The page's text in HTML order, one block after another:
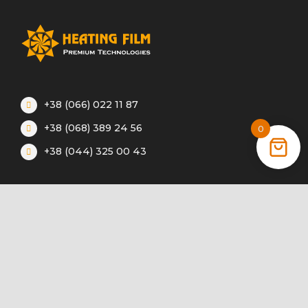
+38 (066) 022 11 87
+38 (068) 389 24 56
+38 (044) 325 00 43
0